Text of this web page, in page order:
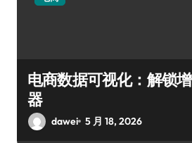
电商数据可视化：解锁
器
dawei 5 月 18, 2026